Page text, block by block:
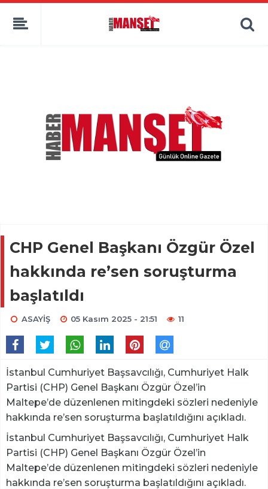
CHP Genel Başkanı Özgür Özel
hakkında re’sen soruşturma
başlatıldı
ASAYİŞ 05 Kasım 2025 - 21:51 11
İstanbul Cumhuriyet Başsavcılığı, Cumhuriyet Halk
Partisi (CHP) Genel Başkanı Özgür Özel’in
Maltepe’de düzenlenen mitingdeki sözleri nedeniyle
hakkında re’sen soruşturma başlatıldığını açıkladı.
İstanbul Cumhuriyet Başsavcılığı, Cumhuriyet Halk
Partisi (CHP) Genel Başkanı Özgür Özel’in
Maltepe’de düzenlenen mitingdeki sözleri nedeniyle
hakkında re’sen soruşturma başlatıldığını açıkladı.